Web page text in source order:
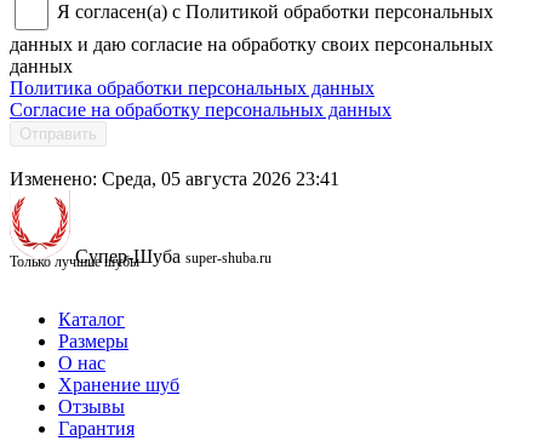
Я согласен(а) с Политикой обработки персональных
данных и даю согласие на обработку своих персональных
данных
Политика обработки персональных данных
Согласие на обработку персональных данных
Отправить
Изменено: Среда, 05 августа 2026 23:41
Супер-Шуба super-shuba.ru
Только лучшие шубы
Каталог
Размеры
О нас
Хранение шуб
Отзывы
Гарантия